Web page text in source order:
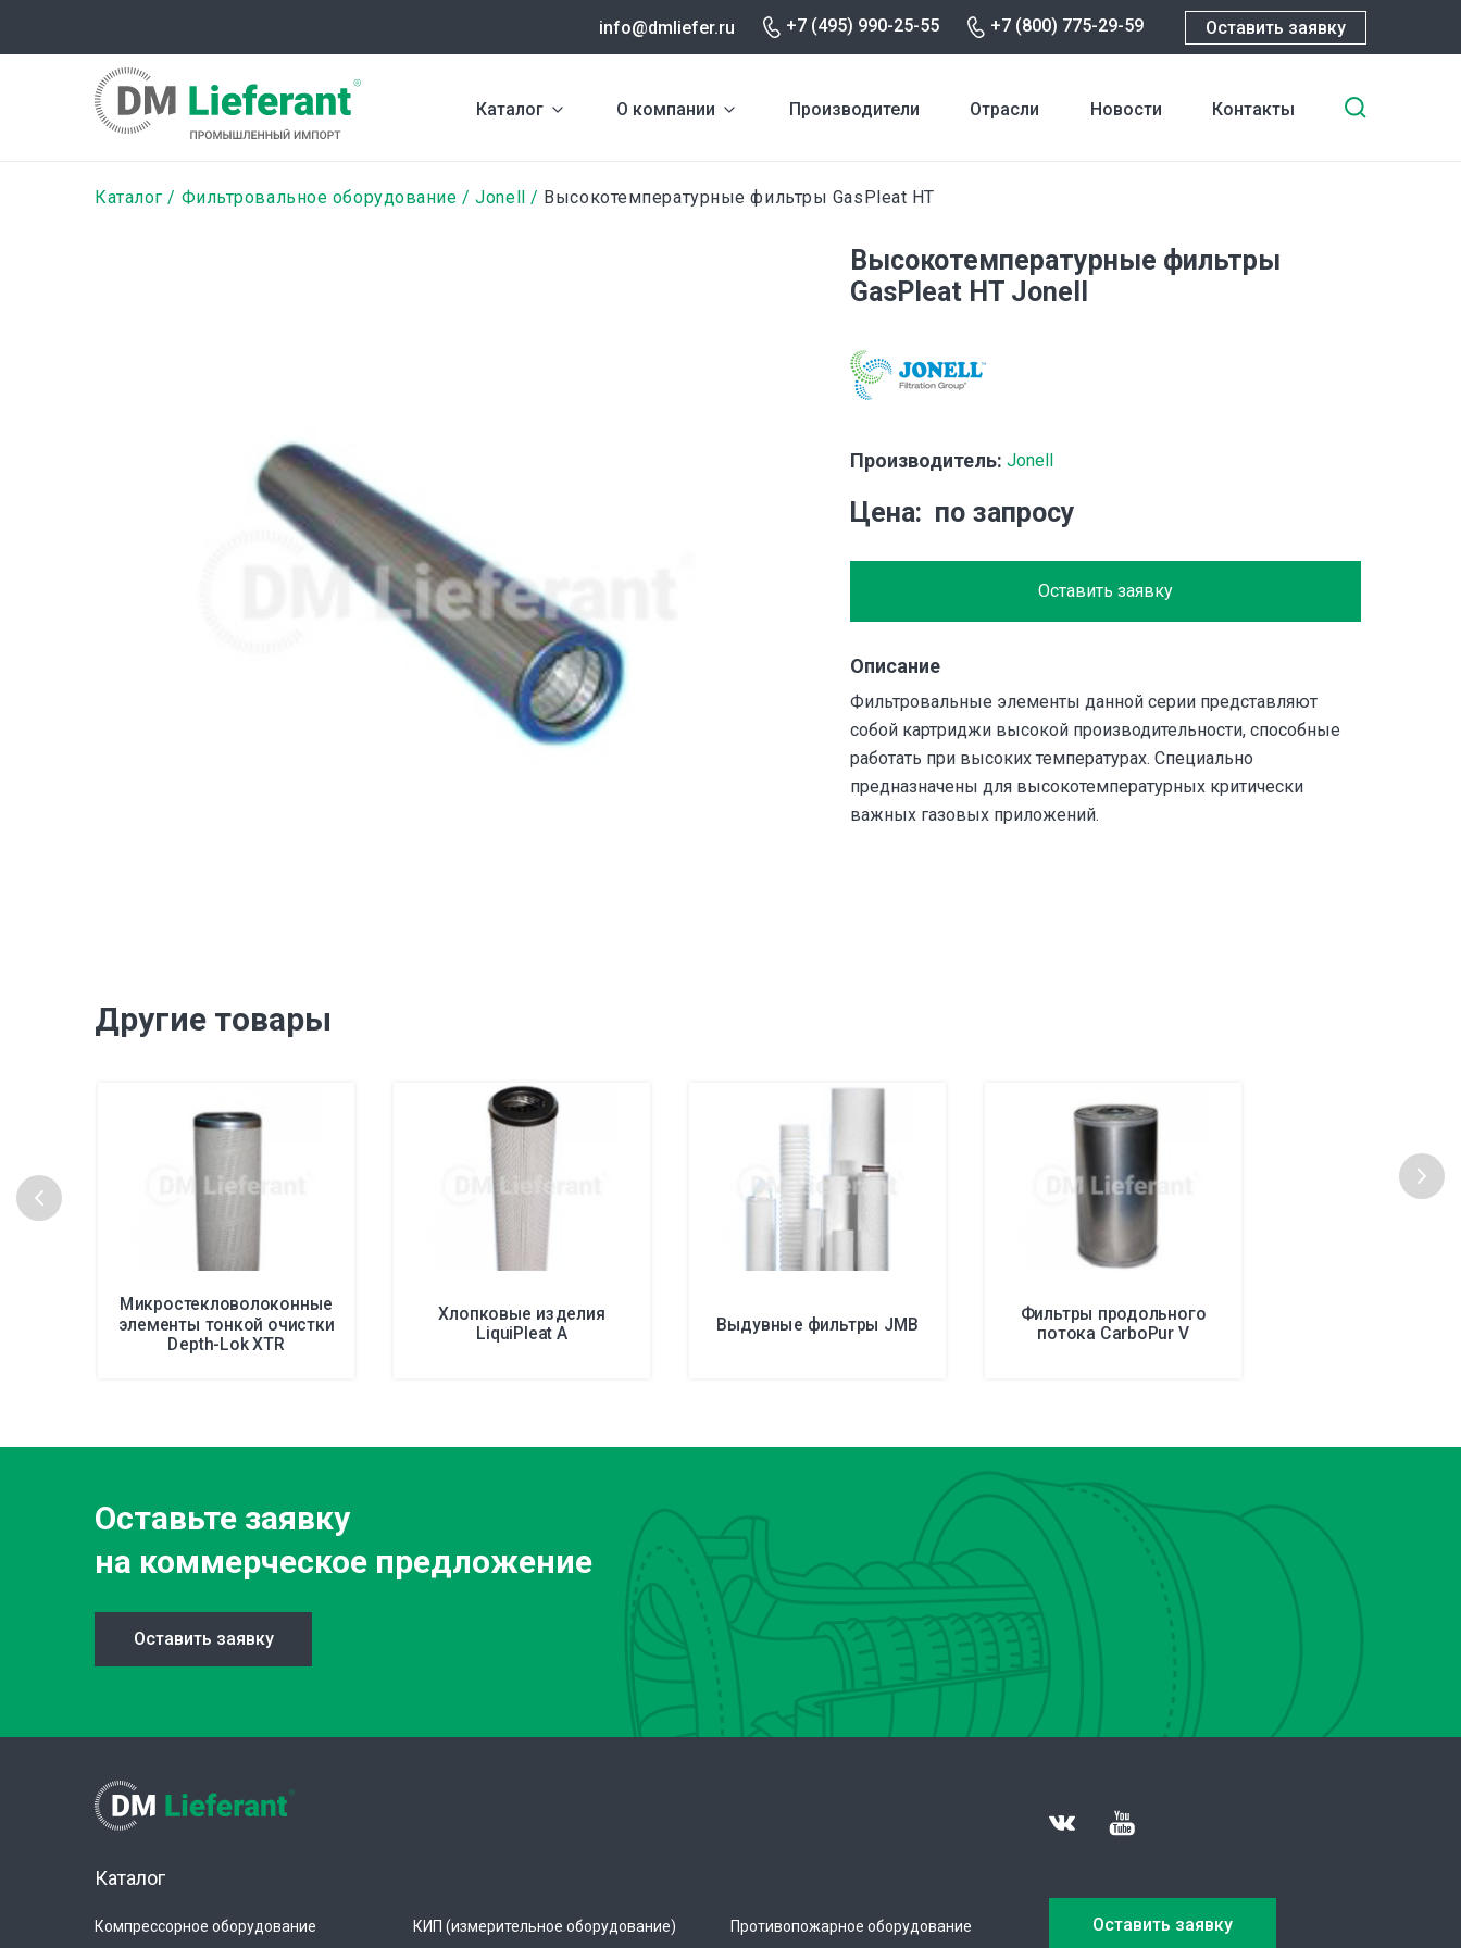
содержанию
info@dmliefer.ru +7 (495) 990-25-55 +7 (800) 775-29-59 Оставить заявку
Каталог О компании Производители Отрасли Новости Контакты
Строка
Каталог Фильтровальное оборудование Jonell Высокотемпературные фильтры GasPleat HT
Высокотемпературные фильтры
GasPleat HT Jonell
Производитель: Jonell
Цена по запросу
Оставить заявку
Описание
Фильтровальные элементы данной серии представляют
собой картриджи высокой производительности, способные
работать при высоких температурах. Специально
предназначены для высокотемпературных критически
важных газовых приложений.
Другие товары
Микростекловолоконные
элементы тонкой очистки
Depth-Lok XTR
Хлопковые изделия
LiquiPleat A Выдувные фильтры JMB Фильтры продольного
потока CarboPur V
Оставьте заявку
на коммерческое предложение
Оставить заявку
Каталог
Компрессорное оборудование
КИП (измерительное оборудование)
Противопожарное оборудование
Оставить заявку